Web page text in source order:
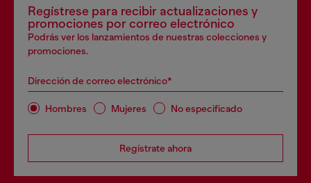
Regístrese para recibir actualizaciones y
promociones por correo electrónico
Podrás ver los lanzamientos de nuestras colecciones y
promociones.
Dirección de correo electrónico*
Hombres Mujeres No especificado
Regístrate ahora